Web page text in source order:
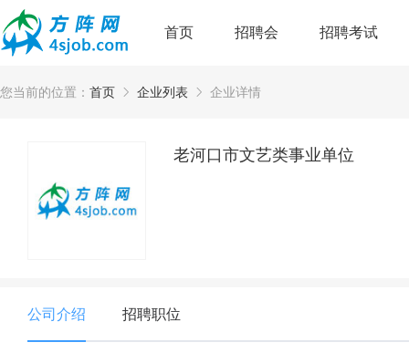
首页 招聘会 招聘考试
您当前的位置： 首页 企业列表 企业详情
老河口市文艺类事业单位
公司介绍 招聘职位